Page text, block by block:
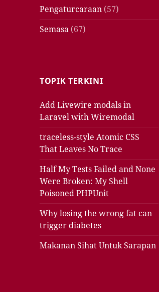
Pengaturcaraan (57)
Semasa (67)
TOPIK TERKINI
Add Livewire modals in
Laravel with Wiremodal
traceless-style Atomic CSS
That Leaves No Trace
Half My Tests Failed and None
Were Broken: My Shell
Poisoned PHPUnit
Why losing the wrong fat can
trigger diabetes
Makanan Sihat Untuk Sarapan